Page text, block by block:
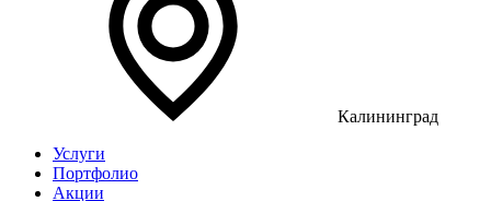
Калининград
Услуги
Портфолио
Акции